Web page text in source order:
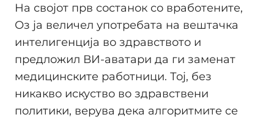
На својот прв состанок со вработените,
Оз ја величел употребата на вештачка
интелигенција во здравството и
предложил ВИ-аватари да ги заменат
медицинските работници. Тој, без
никакво искуство во здравствени
политики, верува дека алгоритмите се